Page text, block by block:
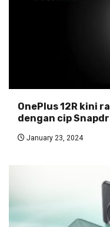
OnePlus 12R kini
dengan cip
January 23, 2024